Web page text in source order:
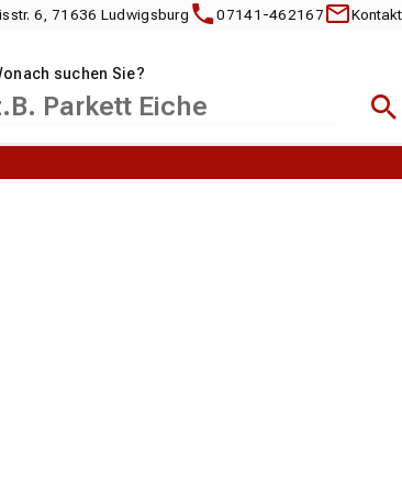
6, 71636 Ludwigsburg 07141-462167 Kontakt
suchen Sie?